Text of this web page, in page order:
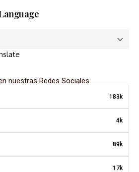
nuestras Redes Sociales
183k
4k
89k
17k